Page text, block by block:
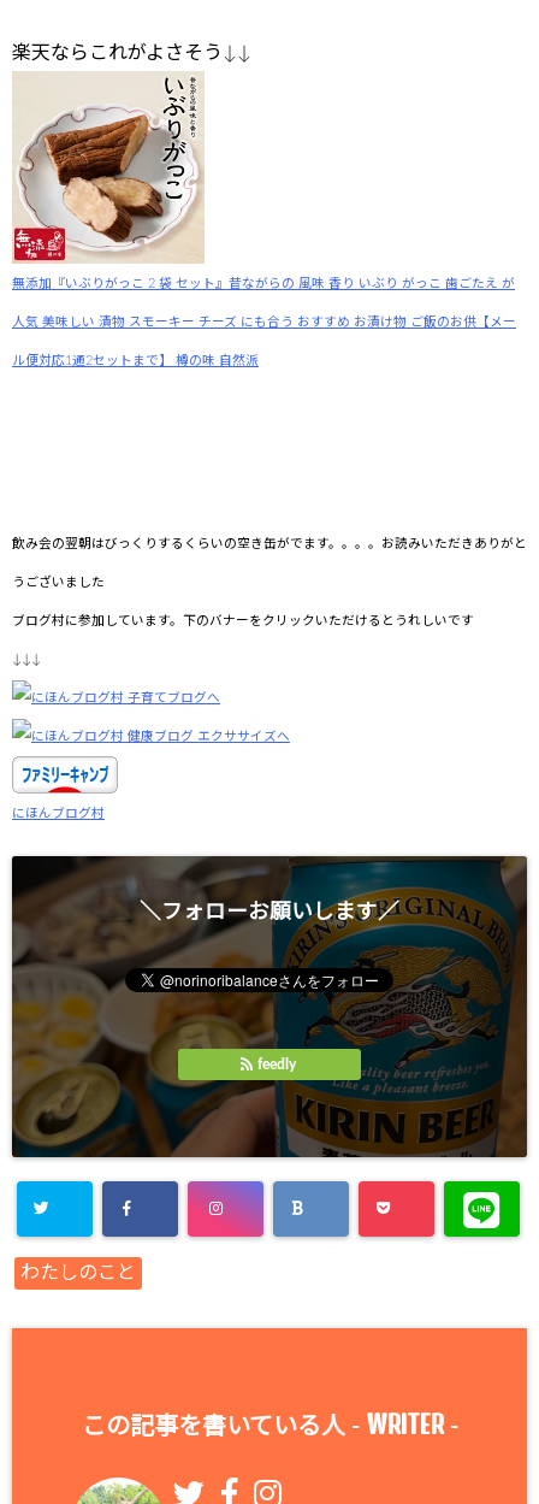
楽天ならこれがよさそう↓↓
無添加『いぶりがっこ 2 袋 セット』昔ながらの 風味 香り いぶり がっこ 歯ごたえ が
人気 美味しい 漬物 スモーキー チーズ にも合う おすすめ お漬け物 ご飯のお供【メー
ル便対応1通2セットまで】 樽の味 自然派
飲み会の翌朝はびっくりするくらいの空き缶がでます。。。。お読みいただきありがと
うございました
ブログ村に参加しています。下のバナーをクリックいただけるとうれしいです
↓↓↓
にほんブログ村
＼フォローお願いします／
feedly
わたしのこと
この記事を書いている人 - WRITER-